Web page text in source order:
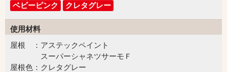
ベビーピンク
クレタグレー
使用材料
屋根 ：アステックペイント
スーパーシャネツサーモＦ
屋根色：クレタグレー